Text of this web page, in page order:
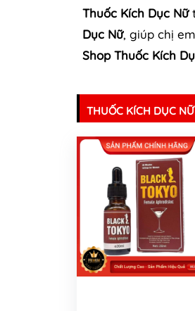
Thuốc Kích Dục Nữ
Dục Nữ, giúp chị
Shop Thuốc Kích
THUỐC KÍCH DỤC NỮ